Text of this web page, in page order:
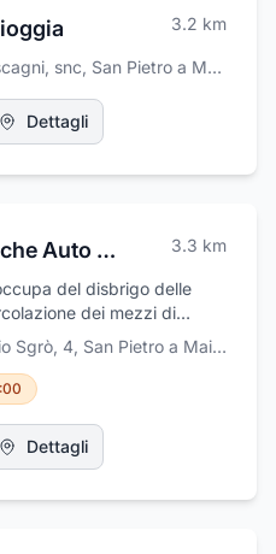
3.2 km
snc, San Pietro a Maida
Dettagli
Agenzia Pratiche Auto Sgro' di Simone Sgrò 3.3 km
del disbrigo delle
dei mezzi di
SPORTELLO
AUTOMOBILISTA
Sgrò, 4, San Pietro a Maida
Dettagli